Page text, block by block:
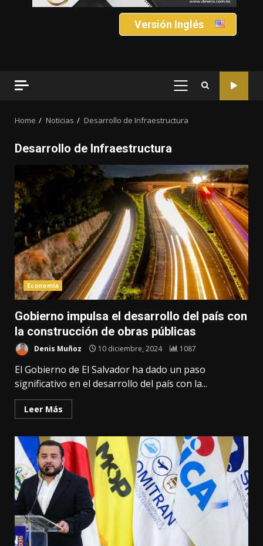
Versión Inglés
PRIMARY
Home Noticias Desarrollo de Infraestructura
Desarrollo de Infraestructura
Economía
Gobierno impulsa el desarrollo del país con
la construcción de obras públicas
Denis Muñoz 10 diciembre, 2024 1087
El Gobierno de El Salvador ha dado un paso
significativo en el desarrollo del país con la...
Leer Más